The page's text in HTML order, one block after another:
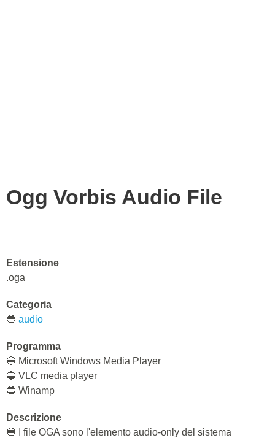
Ogg Vorbis Audio File
Estensione
.oga
Categoria
🔵 audio
Programma
🔵 Microsoft Windows Media Player
🔵 VLC media player
🔵 Winamp
Descrizione
🔵 I file OGA sono l'elemento audio-only del sistema